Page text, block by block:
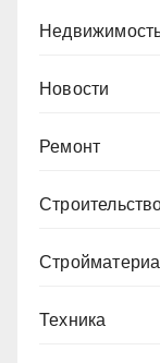
Новости
Ремонт
Техника